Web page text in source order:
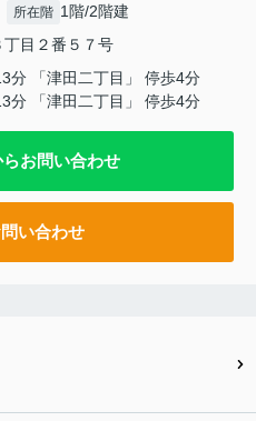
所在階 1階/2階建
丁目２番５７号
分 「津田二丁目」 停歩4分
分 「津田二丁目」 停歩4分
お問い合わせ
い合わせ